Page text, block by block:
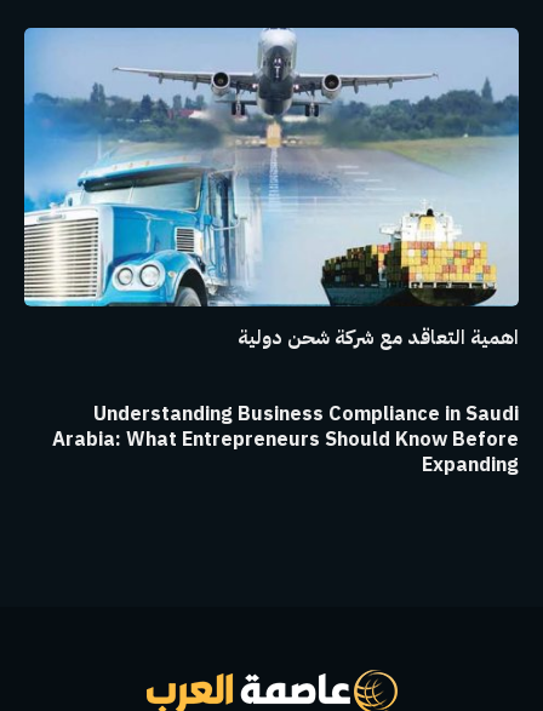
اهمية التعاقد مع شركة شحن دولية
Understanding Business Compliance in Saudi
Arabia: What Entrepreneurs Should Know Before
Expanding